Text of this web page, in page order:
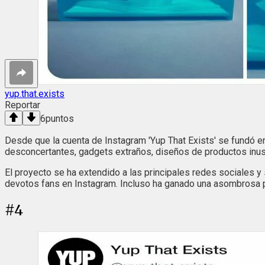
yup.that.exists
Reportar
6puntos
Desde que la cuenta de Instagram 'Yup That Exists' se fundó
desconcertantes, gadgets extraños, diseños de productos
El proyecto se ha extendido a las principales redes sociales
devotos fans en Instagram. Incluso ha ganado una
#4